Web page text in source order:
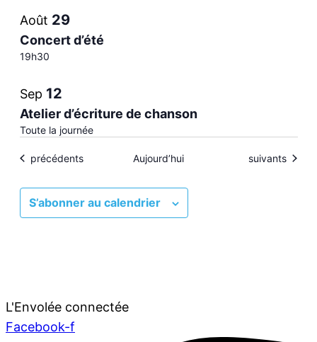
in
Photo
View
Août 29
Concert d’été
19h30
Sep 12
Atelier d’écriture de chanson
Toute la journée
Évènements
précédents Aujourd’hui Évènements
suivants
S’abonner au calendrier
L'Envolée connectée
Facebook-f